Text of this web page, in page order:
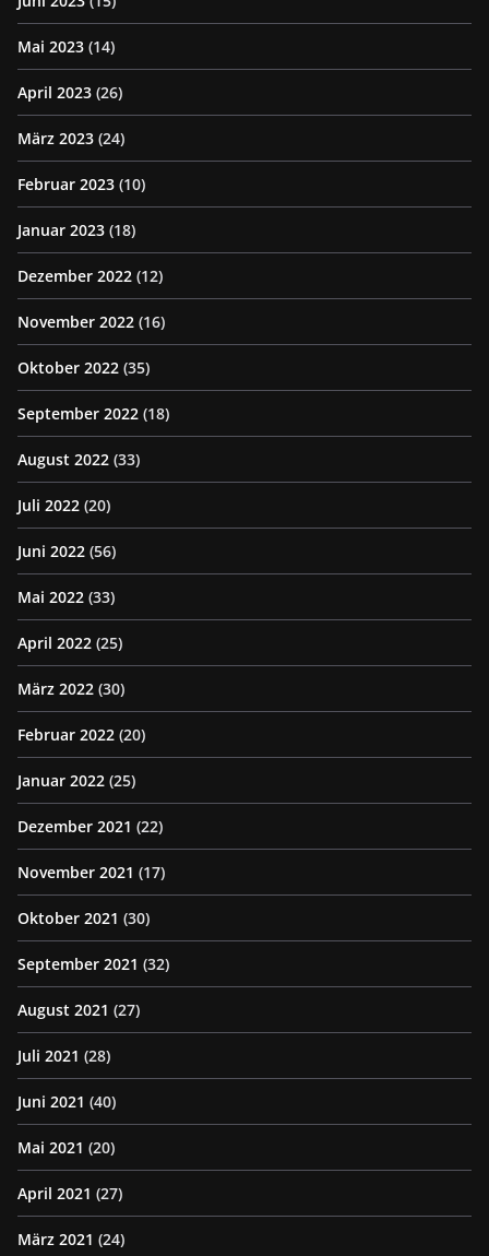
Mai 2023 (14)
April 2023 (26)
März 2023 (24)
Februar 2023 (10)
Januar 2023 (18)
Dezember 2022 (12)
November 2022 (16)
Oktober 2022 (35)
September 2022 (18)
August 2022 (33)
Juli 2022 (20)
Juni 2022 (56)
Mai 2022 (33)
April 2022 (25)
März 2022 (30)
Februar 2022 (20)
Januar 2022 (25)
Dezember 2021 (22)
November 2021 (17)
Oktober 2021 (30)
September 2021 (32)
August 2021 (27)
Juli 2021 (28)
Juni 2021 (40)
Mai 2021 (20)
April 2021 (27)
März 2021 (24)